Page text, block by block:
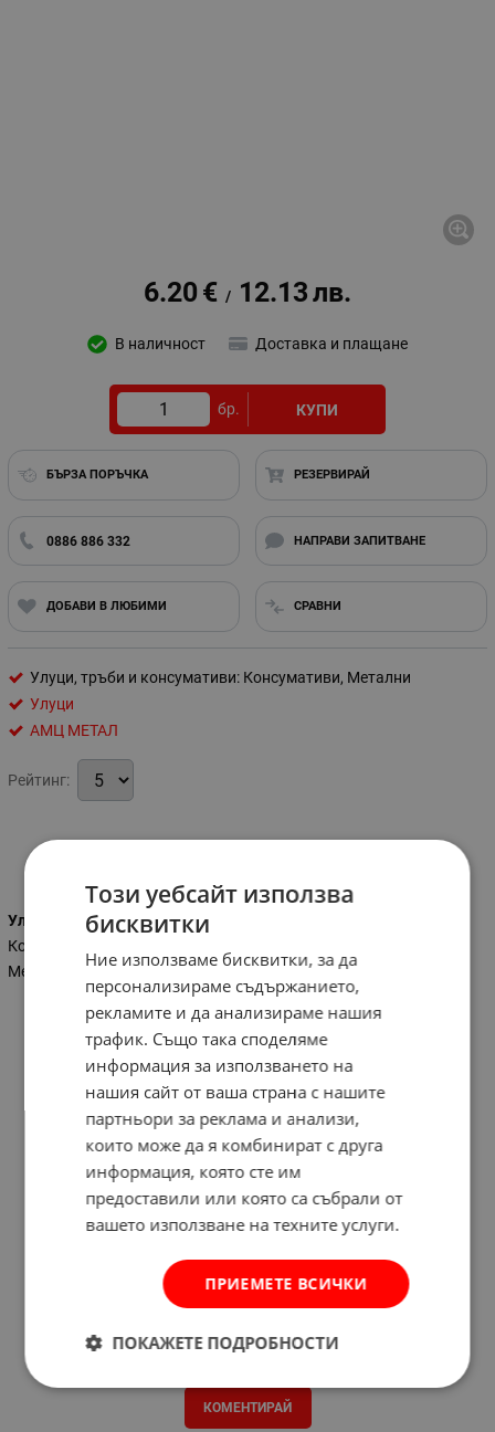
6.20 € / 12.13лв.
В наличност Доставка и плащане
бр. КУПИ
БЪРЗА ПОРЪЧКА РЕЗЕРВИРАЙ
0886 886 332 НАПРАВИ ЗАПИТВАНЕ
ДОБАВИ В ЛЮБИМИ СРАВНИ
Улуци, тръби и консумативи: Консумативи, Метални
Улуци
АМЦ МЕТАЛ
Рейтинг:
Улуци, тръби и консумативи
Консумативи
Метални
Отзиви към продукт
КОМЕНТИРАЙ
Този уебсайт използва
бисквитки
Ние използваме бисквитки, за да
персонализираме съдържанието,
рекламите и да анализираме нашия
трафик. Също така споделяме
информация за използването на
нашия сайт от ваша страна с нашите
партньори за реклама и анализи,
които може да я комбинират с друга
информация, която сте им
предоставили или която са събрали от
вашето използване на техните услуги.
ПРИЕМЕТЕ ВСИЧКИ
ПОКАЖЕТЕ ПОДРОБНОСТИ